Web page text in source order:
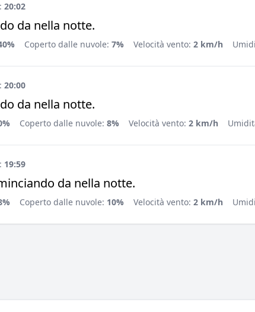
20:02
da nella notte.
Coperto dalle nuvole: 7% Velocità vento: 2 km/h
20:00
da nella notte.
Coperto dalle nuvole: 8% Velocità vento: 2 km/h
19:59
da nella notte.
Coperto dalle nuvole: 10% Velocità vento: 2 km/h